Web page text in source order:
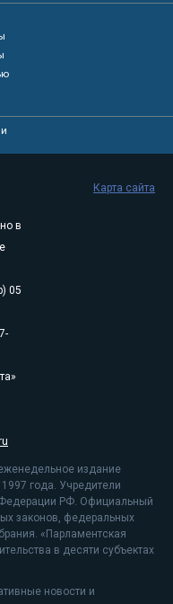
в
05
издание
года. Учредители
Федерации РФ. Официальный
законов, федеральных
«Парламентская
в десяти субъектах
новости и
Карта сайта